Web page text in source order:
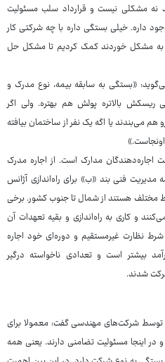
نه مشکلی نیست و قرارداد سلب مسئولیت
داره. خیلی بستگی داره با چه شرکتی کار
به مشکل خوردند کمک کردیم تا مشکل حل
«بستگی به سابقه بیمه، نوع مدرک و
ریسکش بالاتره پولش هم بهتره. ولی اگر
هم می‌بندند یا اگه یک نفر از ساختمان بیافته
اجاره‌دهندگان مدارک است. از اجاره مدرک
فنی بند «ب» برای راه‌اندازی آژانس
مختلف هستند از شمال تا جنوب کشور. برخی
و کاری به راه‌اندازی و بقیه تعهدات آن
نظارت غیرمستقیم و دوره‌ای خود اجاره
بیشتر است و تعدادی ناخواسته درگیر
شدند.
شرکت‌های مهندسی گفت: معمولا برای
اینجا مسئولیت تضامنی دارند. یعنی همه